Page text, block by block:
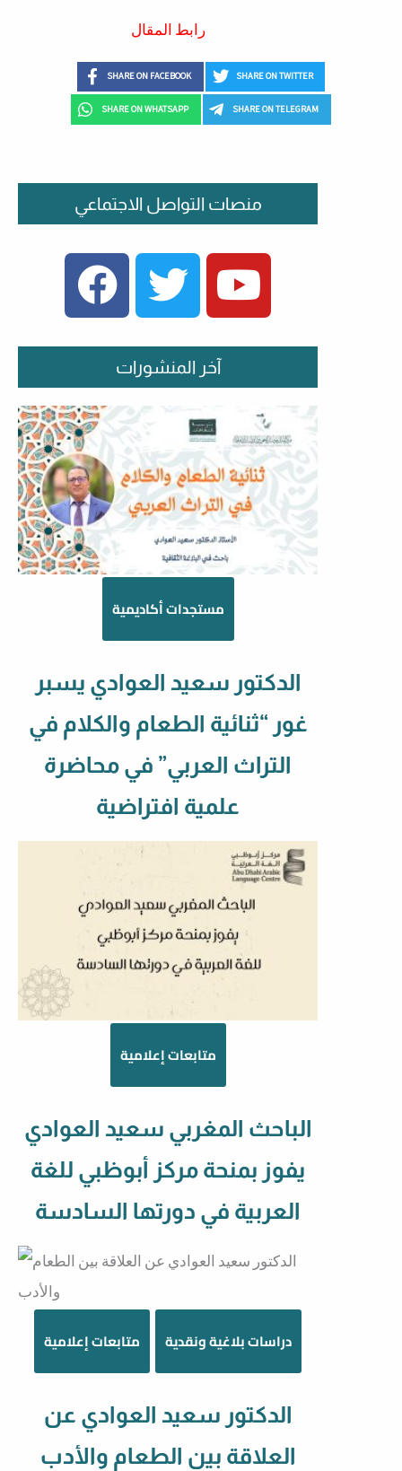
رابط المقال
SHARE ON FACEBOOK SHARE ON TWITTER
SHARE ON WHATSAPP SHARE ON TELEGRAM
منصات التواصل الاجتماعي
FACEBOOK
TWITTERYOUTUBE
آخر المنشورات
مستجدات أكاديمية
الدكتور سعيد العوادي يسبر
غور “ثنائية الطعام والكلام في
التراث العربي” في محاضرة
علمية افتراضية
متابعات إعلامية
الباحث المغربي سعيد العوادي
يفوز بمنحة مركز أبوظبي للغة
العربية في دورتها السادسة
متابعات إعلامية دراسات بلاغية ونقدية
الدكتور سعيد العوادي عن
العلاقة بين الطعام والأدب